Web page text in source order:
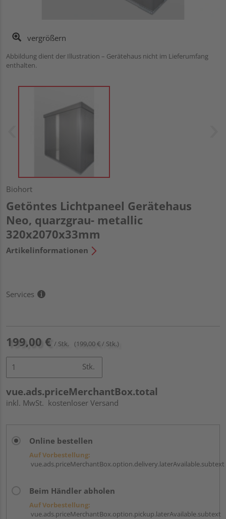
vergrößern
Abbildung dient der Illustration – Gerätehaus nicht im Lieferumfang
enthalten.
Biohort
Getöntes Lichtpaneel Gerätehaus
Neo, quarzgrau- metallic
320x2070x33mm
Artikelinformationen
Services
199,00 € / Stk. (199,00 € / Stk.)
Stk.
vue.ads.priceMerchantBox.total
inkl. MwSt. kostenloser Versand
Online bestellen
Auf Vorbestellung:
vue.ads.priceMerchantBox.option.delivery.laterAvailable.subtext
Beim Händler abholen
Auf Vorbestellung:
vue.ads.priceMerchantBox.option.pickup.laterAvailable.subtext